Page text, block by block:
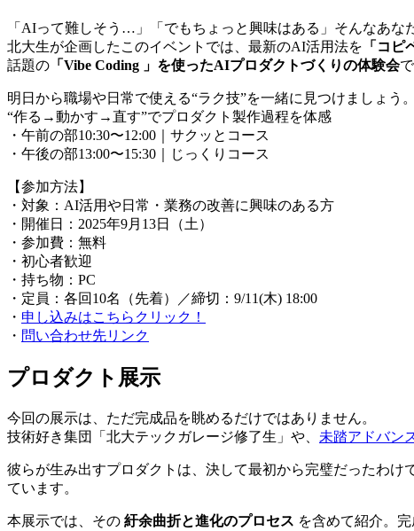
「AIって難しそう…」「でもちょっと興味はある」そんなあな
北大生が企画したこのイベントでは、最新のAI活用法を 「コピ
話題の 「Vibe Coding 」を使ったAIプロダクトづくりの体験会で
明日から職場や日常で使える“ラク技”を一緒に見つけましょう。
“作る→動かす→直す”でプロダクト製作過程を体感
・午前の部10:30〜12:00｜サクッとコース
・午後の部13:00〜15:30｜じっくりコース
【参加方法】
・対象：AI活用や日常・業務の改善に興味のある方
・開催日：2025年9月13日（土）
・参加費：無料
・初心者歓迎
・持ち物：PC
・定員：各回10名（先着）／締切：9/11(木) 18:00
・ 申し込みはこちらクリック！
・ 問い合わせ先リンク
プロダクト展示
今回の展示は、ただ完成品を眺めるだけではありません。
技術好き集団「北大テックガレージ修了生」や、 未踏アドバン
彼らが生み出すプロダクトは、決して最初から完璧だったわ
ています。
本展示では、その 紆余曲折と進化のプロセス を含めて紹介。